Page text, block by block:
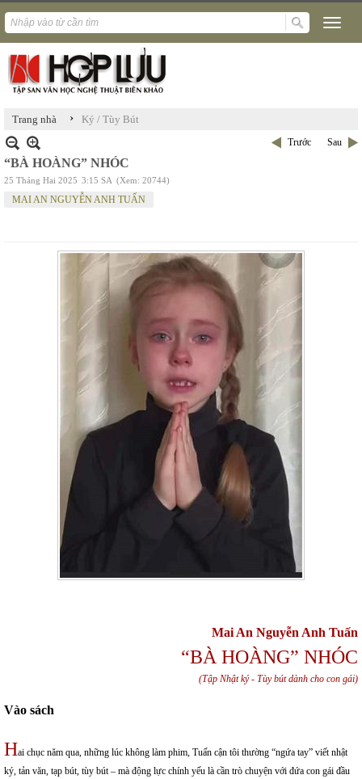
Trang nhà › Ký / Tùy Bút
Trước Sau
“BÀ HOÀNG” NHÓC
25 Tháng Hai 2025 3:15 SA (Xem: 20744)
MAI AN NGUYỄN ANH TUẤN
Mai An Nguyễn Anh Tuấn
“BÀ HOÀNG” NHÓC
(Tập Nhật ký - Tùy bút dành cho con gái)
Vào sách
Hai chục năm qua, những lúc không làm phim, Tuấn cận tôi thường “ngứa tay” viết nhật
ký, tản văn, tạp bút, tùy bút – mà động lực chính yếu là cần trò chuyện với đứa con gái đầu